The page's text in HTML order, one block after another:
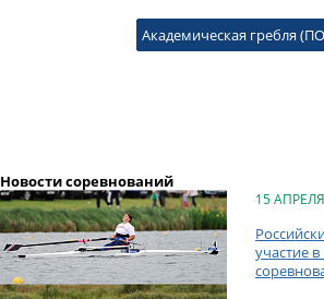
Академическая гребля
Новости соревнований
15
участие